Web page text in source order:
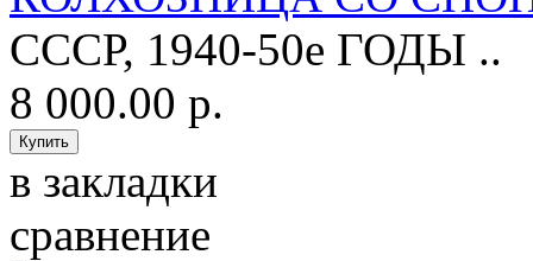
СССР, 1940-50е ГОДЫ ..
8 000.00 р.
в закладки
сравнение